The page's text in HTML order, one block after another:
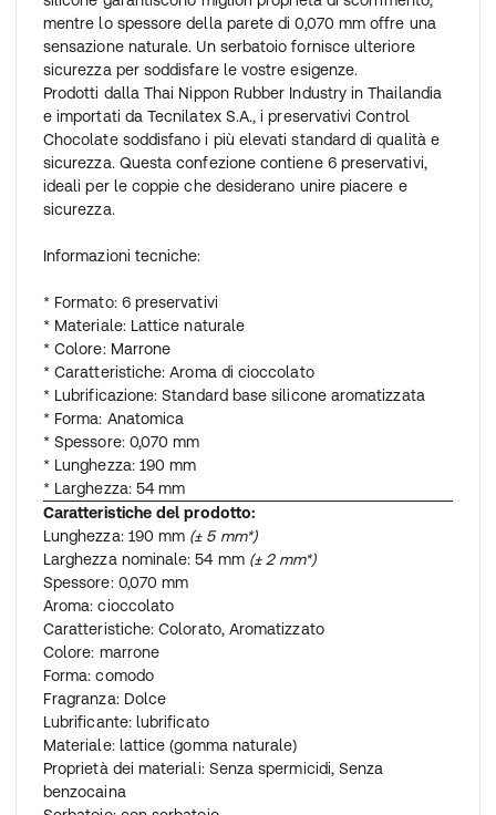
mentre lo spessore della parete di 0,070 mm offre una
sensazione naturale. Un serbatoio fornisce ulteriore
sicurezza per soddisfare le vostre esigenze.
Prodotti dalla Thai Nippon Rubber Industry in Thailandia
e importati da Tecnilatex S.A., i preservativi Control
Chocolate soddisfano i più elevati standard di qualità e
sicurezza. Questa confezione contiene 6 preservativi,
ideali per le coppie che desiderano unire piacere e
sicurezza.
Informazioni tecniche:
* Formato: 6 preservativi
* Materiale: Lattice naturale
* Colore: Marrone
* Caratteristiche: Aroma di cioccolato
* Lubrificazione: Standard base silicone aromatizzata
* Forma: Anatomica
* Spessore: 0,070 mm
* Lunghezza: 190 mm
* Larghezza: 54 mm
Caratteristiche del prodotto:
Lunghezza: 190 mm (± 5 mm*)
Larghezza nominale: 54 mm (± 2 mm*)
Spessore: 0,070 mm
Aroma: cioccolato
Caratteristiche: Colorato, Aromatizzato
Colore: marrone
Forma: comodo
Fragranza: Dolce
Lubrificante: lubrificato
Materiale: lattice (gomma naturale)
Proprietà dei materiali: Senza spermicidi, Senza
benzocaina